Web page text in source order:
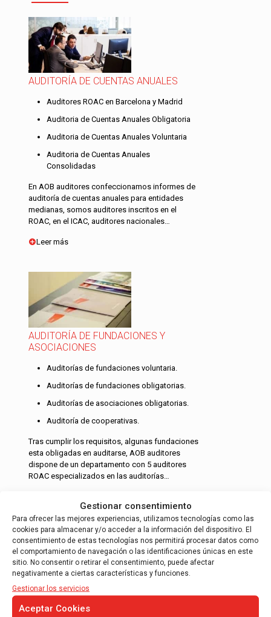
Gestionar consentimiento
Para ofrecer las mejores experiencias, utilizamos tecnologías como las
cookies para almacenar y/o acceder a la información del dispositivo. El
consentimiento de estas tecnologías nos permitirá procesar datos como
el comportamiento de navegación o las identificaciones únicas en este
sitio. No consentir o retirar el consentimiento, puede afectar
negativamente a ciertas características y funciones.
Gestionar los servicios
Aceptar Cookies
AUDITORÍA DE CUENTAS ANUALES
Auditores ROAC en Barcelona y Madrid
Auditoria de Cuentas Anuales Obligatoria
Auditoria de Cuentas Anuales Voluntaria
Auditoria de Cuentas Anuales
Consolidadas
En AOB auditores confeccionamos informes de
auditoría de cuentas anuales para entidades
medianas, somos auditores inscritos en el
ROAC, en el ICAC, auditores nacionales…
Leer más
AUDITORÍA DE FUNDACIONES Y
ASOCIACIONES
Auditorías de fundaciones voluntaria.
Auditorías de fundaciones obligatorias.
Auditorías de asociaciones obligatorias.
Auditoría de cooperativas.
Tras cumplir los requisitos, algunas fundaciones
esta obligadas en auditarse, AOB auditores
dispone de un departamento con 5 auditores
ROAC especializados en las auditorías…
INFORME DE JUSTIFICACIÓN DE
SUBVENCIONES